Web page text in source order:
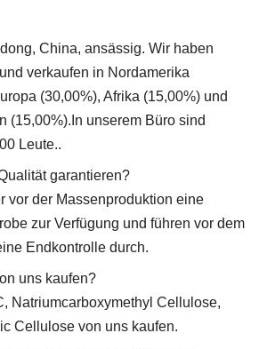
China, ansässig. Wir haben
verkaufen in Nordamerika
(30,00%), Afrika (15,00%) und
(15,00%).In unserem Büro sind
Leute..
garantieren?
vor der Massenproduktion eine
zur Verfügung und führen vor dem
Endkontrolle durch.
uns kaufen?
Natriumcarboxymethyl Cellulose,
Cellulose von uns kaufen.